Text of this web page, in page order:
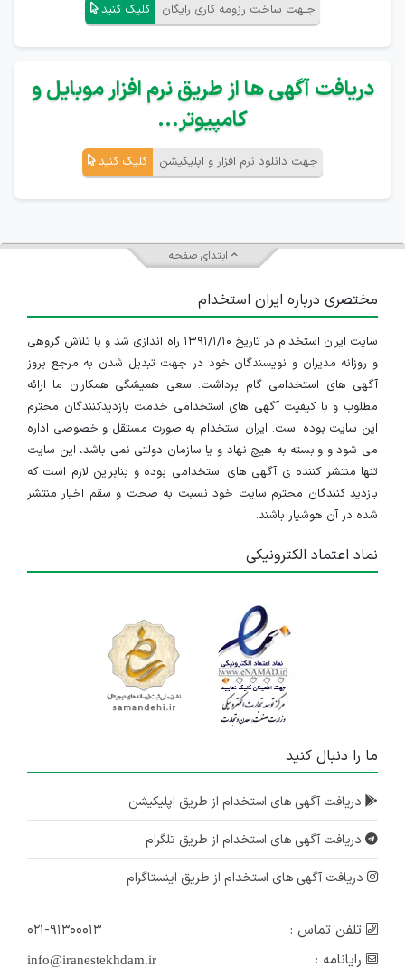
جـهت ساخت رزومه کاری رایگان کلیک کنید
دریافت آگهی ها از طریق نرم افزار موبایل و
کامپیوتر...
جهت دانلود نرم افزار و اپلیکیشن کلیک کنید
ابتدای صفحه
مختصری درباره ایران استخدام
سایت ایران استخدام در تاریخ ۱۳۹۱/۱/۱۰ راه اندازی شد و با تلاش گروهی
و روزانه مدیران و نویسندگان خود در جهت تبدیل شدن به مرجع بروز
آگهی های استخدامی گام برداشت. سعی همیشگی همکاران ما ارائه
مطلوب و با کیفیت آگهی های استخدامی خدمت بازدیدکنندگان محترم
این سایت بوده است. ایران استخدام به صورت مستقل و خصوصی اداره
می شود و وابسته به هیچ نهاد و یا سازمان دولتی نمی باشد، این سایت
تنها منتشر کننده ی آگهی های استخدامی بوده و بنابراین لازم است که
بازدید کنندگان محترم سایت خود نسبت به صحت و سقم اخبار منتشر
شده در آن هوشیار باشند.
نماد اعتماد الکترونیکی
ما را دنبال کنید
دریافت آگهی های استخدام از طریق اپلیکیشن
دریافت آگهی های استخدام از طریق تلگرام
دریافت آگهی های استخدام از طریق اینستاگرام
تلفن تماس :
۰۲۱-۹۱۳۰۰۰۱۳
رایانامه :
info@iranestekhdam.ir